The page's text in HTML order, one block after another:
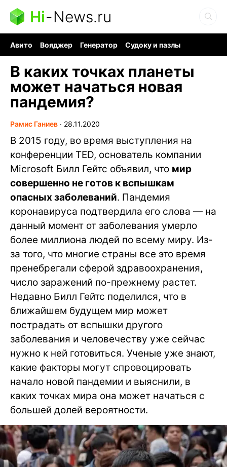
Hi-News.ru
Авито Вояджер Генератор
Судоку и пазлы
В каких точках планеты
может начаться новая
пандемия?
Рамис Ганиев ∙ 28.11.2020
В 2015 году, во время выступления на
конференции TED, основатель компании
Microsoft Билл Гейтс объявил, что мир
совершенно не готов к вспышкам
опасных заболеваний. Пандемия
коронавируса подтвердила его слова — на
данный момент от заболевания умерло
более миллиона людей по всему миру. Из-
за того, что многие страны все это время
пренебрегали сферой здравоохранения,
число заражений по-прежнему растет.
Недавно Билл Гейтс поделился, что в
ближайшем будущем мир может
пострадать от вспышки другого
заболевания и человечеству уже сейчас
нужно к ней готовиться. Ученые уже знают,
какие факторы могут спровоцировать
начало новой пандемии и выяснили, в
каких точках мира она может начаться с
большей долей вероятности.